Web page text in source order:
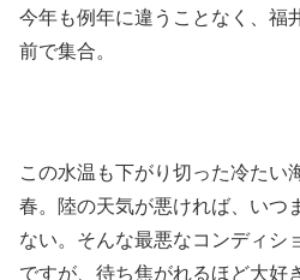
今年も例年に違うことなく、福
前で集合。
この水温も下がり切った冷たい
春。陸の天気が悪ければ、いつ
ない。そんな最悪なコンディシ
ですが、待ち焦がれるほど大好